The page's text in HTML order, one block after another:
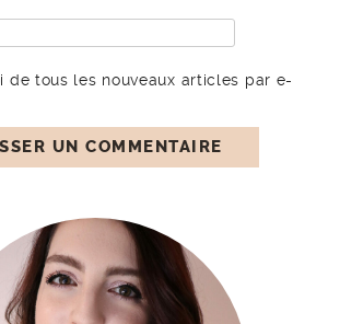
de tous les nouveaux articles par e-